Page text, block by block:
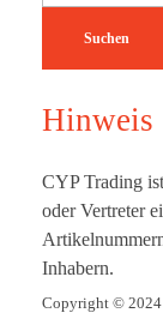
Suchen
Hinweis
CYP Trading
oder Vertreter
Inhabern.
Copyright © 2024